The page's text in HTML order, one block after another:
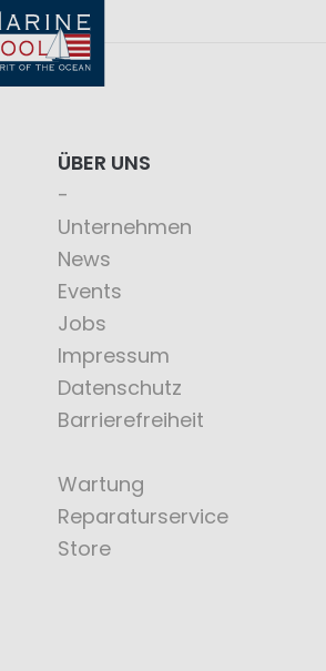
ÜBER UNS
Unternehmen
News
Events
Jobs
Impressum
Datenschutz
Barrierefreiheit
Wartung
Reparaturservice
Store